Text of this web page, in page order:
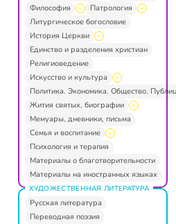
Философия
Патрология
Литургическое богословие
История Церкви
Единство и разделения христиан
Религиоведение
Искусство и культура
Политика. Экономика. Общество.
Жития святых, биографии
Мемуары, дневники, письма
Семья и воспитание
Психология и терапия
Материалы о благотворительности
Материалы на иностранных языках
ХУДОЖЕСТВЕННАЯ ЛИТЕРАТУРА
Русская литература
Переводная поэзия